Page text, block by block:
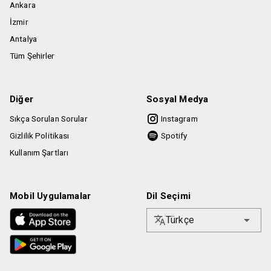
Ankara
İzmir
Antalya
Tüm Şehirler
Diğer
Sıkça Sorulan Sorular
Gizlilik Politikası
Kullanım Şartları
Sosyal Medya
Instagram
Spotify
Mobil Uygulamalar Dil Seçimi
Türkçe